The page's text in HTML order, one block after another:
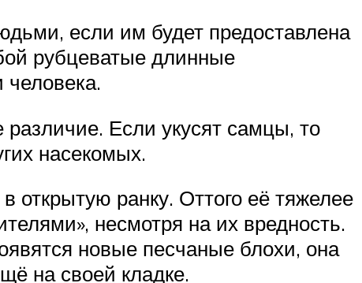
если им будет предоставлена
рубцеватые длинные
человека.
различие. Если укусят самцы, то
насекомых.
открытую ранку. Оттого её тяжелее
несмотря на их вредность.
новые песчаные блохи, она
на своей кладке.